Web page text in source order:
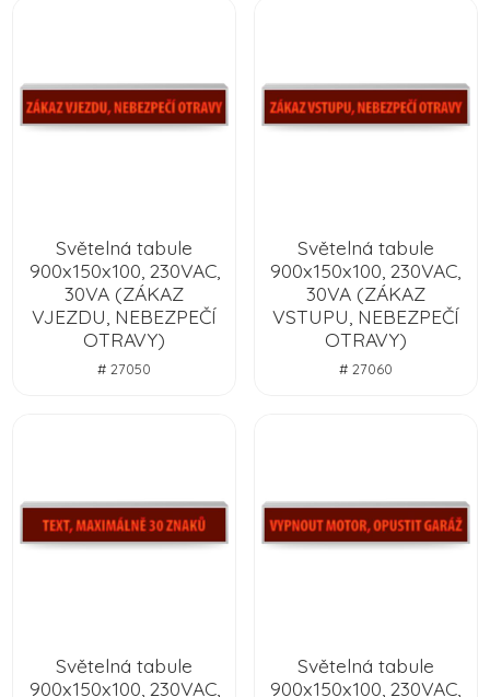
Světelná tabule
900x150x100, 230VAC,
30VA (ZÁKAZ
VJEZDU, NEBEZPEČÍ
OTRAVY)
# 27050
Světelná tabule
900x150x100, 230VAC,
30VA (ZÁKAZ
VSTUPU, NEBEZPEČÍ
OTRAVY)
# 27060
Světelná tabule
900x150x100, 230VAC,
Světelná tabule
900x150x100, 230VAC,